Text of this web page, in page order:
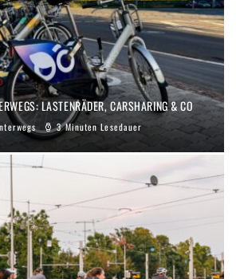
LASTENRÄDER, CARSHARING & CO
3 Minuten Lesedauer